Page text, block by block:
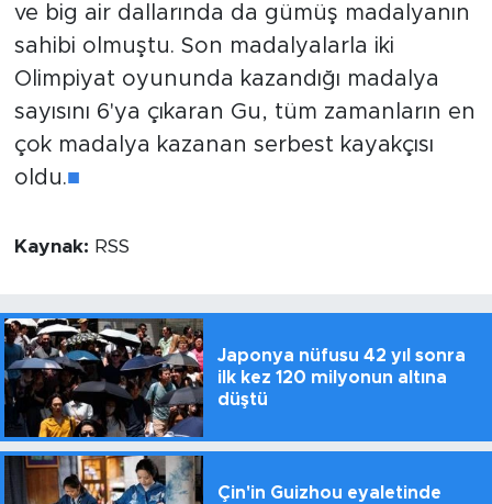
ve big air dallarında da gümüş madalyanın
sahibi olmuştu. Son madalyalarla iki
Olimpiyat oyununda kazandığı madalya
sayısını 6'ya çıkaran Gu, tüm zamanların en
çok madalya kazanan serbest kayakçısı
oldu.■
Kaynak: RSS
Japonya nüfusu 42 yıl sonra
ilk kez 120 milyonun altına
düştü
Çin'in Guizhou eyaletinde